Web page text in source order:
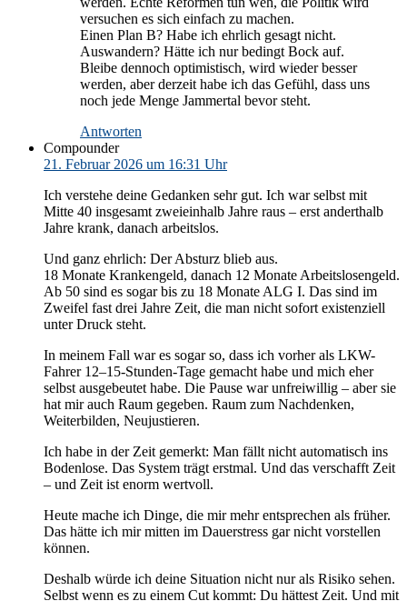
versuchen es sich einfach zu machen.
Einen Plan B? Habe ich ehrlich gesagt nicht.
Auswandern? Hätte ich nur bedingt Bock auf.
Bleibe dennoch optimistisch, wird wieder besser
werden, aber derzeit habe ich das Gefühl, dass uns
noch jede Menge Jammertal bevor steht.
Antworten
Compounder
21. Februar 2026 um 16:31 Uhr
Ich verstehe deine Gedanken sehr gut. Ich war selbst mit
Mitte 40 insgesamt zweieinhalb Jahre raus – erst anderthalb
Jahre krank, danach arbeitslos.
Und ganz ehrlich: Der Absturz blieb aus.
18 Monate Krankengeld, danach 12 Monate Arbeitslosengeld.
Ab 50 sind es sogar bis zu 18 Monate ALG I. Das sind im
Zweifel fast drei Jahre Zeit, die man nicht sofort existenziell
unter Druck steht.
In meinem Fall war es sogar so, dass ich vorher als LKW-
Fahrer 12–15-Stunden-Tage gemacht habe und mich eher
selbst ausgebeutet habe. Die Pause war unfreiwillig – aber sie
hat mir auch Raum gegeben. Raum zum Nachdenken,
Weiterbilden, Neujustieren.
Ich habe in der Zeit gemerkt: Man fällt nicht automatisch ins
Bodenlose. Das System trägt erstmal. Und das verschafft Zeit
– und Zeit ist enorm wertvoll.
Heute mache ich Dinge, die mir mehr entsprechen als früher.
Das hätte ich mir mitten im Dauerstress gar nicht vorstellen
können.
Deshalb würde ich deine Situation nicht nur als Risiko sehen.
Selbst wenn es zu einem Cut kommt: Du hättest Zeit. Und mit